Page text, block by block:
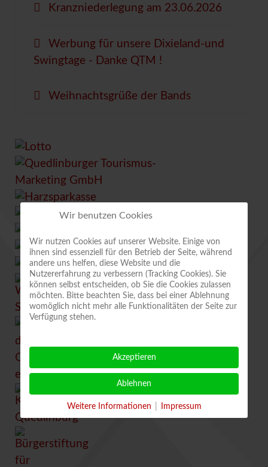
Kranzniederlegung am 23.06.2026
Werbung für unsere Dixieland-und
Swingtage - Danke QTM !
Weihnachtsgrüße der Bands
Wir benutzen Cookies
Wir nutzen Cookies auf unserer Website. Einige von
ihnen sind essenziell für den Betrieb der Seite, während
andere uns helfen, diese Website und die
Nutzererfahrung zu verbessern (Tracking Cookies). Sie
können selbst entscheiden, ob Sie die Cookies zulassen
möchten. Bitte beachten Sie, dass bei einer Ablehnung
womöglich nicht mehr alle Funktionalitäten der Seite zur
Verfügung stehen.
Akzeptieren
Ablehnen
Weitere Informationen Impressum